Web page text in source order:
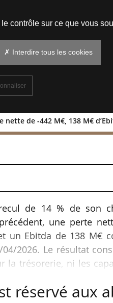
nette de -442 M€, 138 M€
(-14 %), une
de 14 % de son
une perte
un Ebitda de 138 M€
2026. Le résultat
la trésorerie, ni les
réservé aux
contrôle sur ce que vous
✗ Interdire tous les cookies